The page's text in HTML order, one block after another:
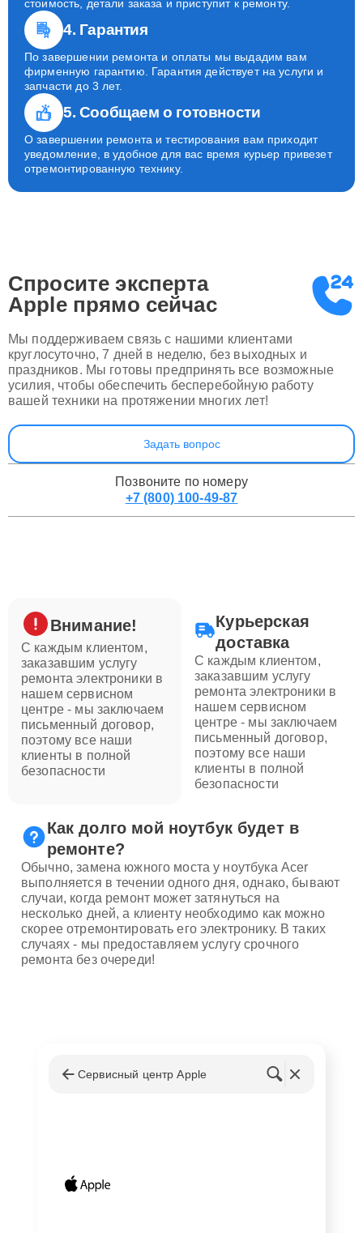
стоимость, детали заказа и приступит к ремонту.
4. Гарантия
По завершении ремонта и оплаты мы выдадим вам
фирменную гарантию. Гарантия действует на услуги и
запчасти до 3 лет.
5. Сообщаем о готовности
О завершении ремонта и тестирования вам приходит
уведомление, в удобное для вас время курьер привезет
отремонтированную технику.
Спросите эксперта
Apple прямо сейчас
Мы поддерживаем связь с нашими клиентами
круглосуточно, 7 дней в неделю, без выходных и
праздников. Мы готовы предпринять все возможные
усилия, чтобы обеспечить бесперебойную работу
вашей техники на протяжении многих лет!
Задать вопрос
Позвоните по номеру
+7 (800) 100-49-87
Внимание!
С каждым клиентом,
заказавшим услугу
ремонта электроники в
нашем сервисном
центре - мы заключаем
письменный договор,
поэтому все наши
клиенты в полной
безопасности
Курьерская
доставка
С каждым клиентом,
заказавшим услугу
ремонта электроники в
нашем сервисном
центре - мы заключаем
письменный договор,
поэтому все наши
клиенты в полной
безопасности
Как долго мой ноутбук будет в
ремонте?
Обычно, замена южного моста у ноутбука Acer
выполняется в течении одного дня, однако, бывают
случаи, когда ремонт может затянуться на
несколько дней, а клиенту необходимо как можно
скорее отремонтировать его электронику. В таких
случаях - мы предоставляем услугу срочного
ремонта без очереди!
Сервисный центр Apple